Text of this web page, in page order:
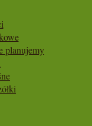
planujemy